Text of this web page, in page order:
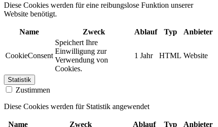
Diese Cookies werden für eine reibungslose Funktion unserer
Website benötigt.
Name Zweck Ablauf Typ Anbieter
CookieConsent
Speichert Ihre
Einwilligung zur
Verwendung von
Cookies.
1 Jahr HTML Website
Statistik
Zustimmen
Diese Cookies werden für Statistik angewendet
Name Zweck Ablauf Typ Anbieter